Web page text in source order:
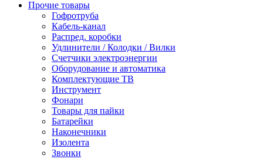
Прочие товары
Гофротруба
Кабель-канал
Распред. коробки
Удлинители / Колодки / Вилки
Счетчики электроэнергии
Оборудование и автоматика
Комплектующие ТВ
Инструмент
Фонари
Товары для пайки
Батарейки
Наконечники
Изолента
Звонки